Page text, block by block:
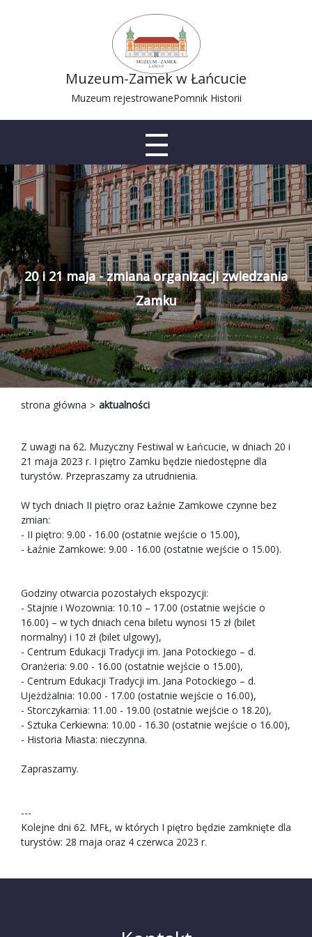
Muzeum-Zamek w Łańcucie
Muzeum rejestrowanePomnik Historii
20 i 21 maja - zmiana organizacji zwiedzania
Zamku
strona główna aktualności
Z uwagi na 62. Muzyczny Festiwal w Łańcucie, w dniach 20 i
21 maja 2023 r. I piętro Zamku będzie niedostępne dla
turystów. Przepraszamy za utrudnienia.
W tych dniach II piętro oraz Łaźnie Zamkowe czynne bez
zmian:
- II piętro: 9.00 - 16.00 (ostatnie wejście o 15.00),
- Łaźnie Zamkowe: 9.00 - 16.00 (ostatnie wejście o 15.00).
Godziny otwarcia pozostałych ekspozycji:
- Stajnie i Wozownia: 10.10 – 17.00 (ostatnie wejście o
16.00) – w tych dniach cena biletu wynosi 15 zł (bilet
normalny) i 10 zł (bilet ulgowy),
- Centrum Edukacji Tradycji im. Jana Potockiego – d.
Oranżeria: 9.00 - 16.00 (ostatnie wejście o 15.00),
- Centrum Edukacji Tradycji im. Jana Potockiego – d.
Ujeżdżalnia: 10.00 - 17.00 (ostatnie wejście o 16.00),
- Storczykarnia: 11.00 - 19.00 (ostatnie wejście o 18.20),
- Sztuka Cerkiewna: 10.00 - 16.30 (ostatnie wejście o 16.00),
- Historia Miasta: nieczynna.
Zapraszamy.
---
Kolejne dni 62. MFŁ, w których I piętro będzie zamknięte dla
turystów: 28 maja oraz 4 czerwca 2023 r.